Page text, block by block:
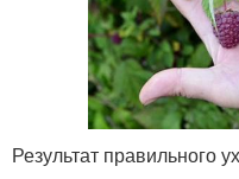
Результат правильного